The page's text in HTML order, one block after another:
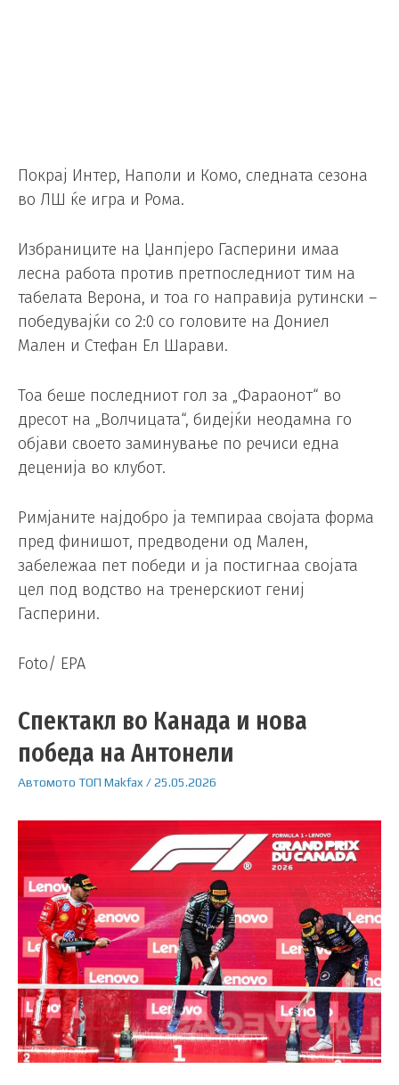
Покрај Интер, Наполи и Комо, следната сезона
во ЛШ ќе игра и Рома.
Избраниците на Џанпјеро Гасперини имаа
лесна работа против претпоследниот тим на
табелата Верона, и тоа го направија рутински –
победувајќи со 2:0 со головите на Дониел
Мален и Стефан Ел Шарави.
Тоа беше последниот гол за „Фараонот“ во
дресот на „Волчицата“, бидејќи неодамна го
објави своето заминување по речиси една
деценија во клубот.
Римјаните најдобро ја темпираа својата форма
пред финишот, предводени од Мален,
забележаа пет победи и ја постигнаа својата
цел под водство на тренерскиот гениј
Гасперини.
Foto/ EPA
Спектакл во Канада и нова
победа на Антонели
Автомото ТОП Makfax/25.05.2026